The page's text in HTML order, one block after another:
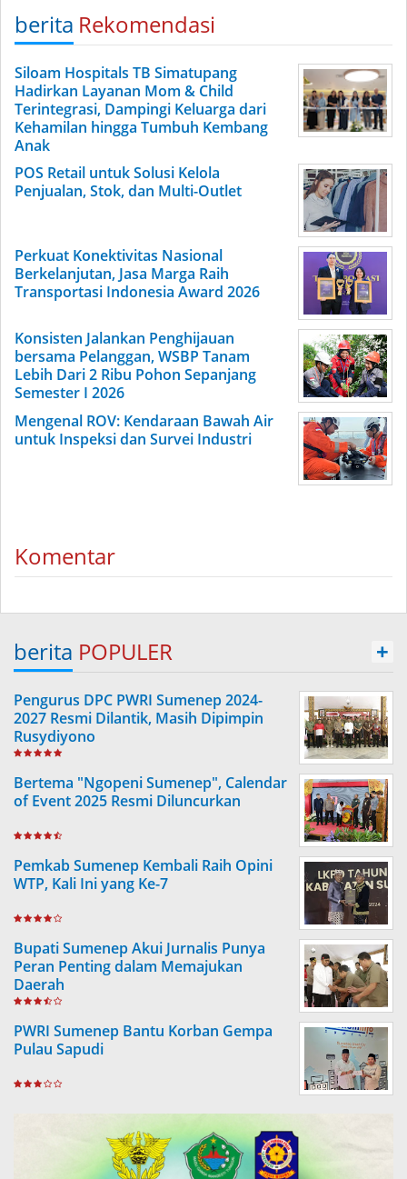
berita Rekomendasi
Siloam Hospitals TB Simatupang
Hadirkan Layanan Mom & Child
Terintegrasi, Dampingi Keluarga dari
Kehamilan hingga Tumbuh Kembang
Anak
POS Retail untuk Solusi Kelola
Penjualan, Stok, dan Multi-Outlet
Perkuat Konektivitas Nasional
Berkelanjutan, Jasa Marga Raih
Transportasi Indonesia Award 2026
Konsisten Jalankan Penghijauan
bersama Pelanggan, WSBP Tanam
Lebih Dari 2 Ribu Pohon Sepanjang
Semester I 2026
Mengenal ROV: Kendaraan Bawah Air
untuk Inspeksi dan Survei Industri
Komentar
berita POPULER +
Pengurus DPC PWRI Sumenep 2024-
2027 Resmi Dilantik, Masih Dipimpin
Rusydiyono
Bertema "Ngopeni Sumenep", Calendar
of Event 2025 Resmi Diluncurkan
Pemkab Sumenep Kembali Raih Opini
WTP, Kali Ini yang Ke-7
Bupati Sumenep Akui Jurnalis Punya
Peran Penting dalam Memajukan
Daerah
PWRI Sumenep Bantu Korban Gempa
Pulau Sapudi